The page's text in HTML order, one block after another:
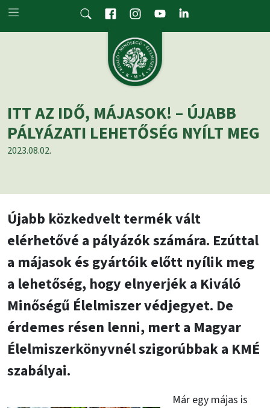
Skip to main content
ITT AZ IDŐ, MÁJASOK! – ÚJABB
PÁLYÁZATI LEHETŐSÉG NYÍLT MEG
2023.08.02.
Újabb közkedvelt termék vált
elérhetővé a pályázók számára. Ezúttal
a májasok és gyártóik előtt nyílik meg
a lehetőség, hogy elnyerjék a Kiváló
Minőségű Élelmiszer védjegyet. De
érdemes résen lenni, mert a Magyar
Élelmiszerkönyvnél szigorúbbak a KMÉ
szabályai.
Már egy májas is